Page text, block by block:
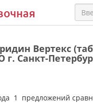
Вертекс
г. Санкт-
1 предложений